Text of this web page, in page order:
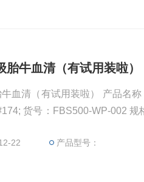
胎牛血清（有试用装啦）
血清（有试用装啦） 产品名
：该产品仅供科研
是批间差异大，质量不稳定。
22 产品型号：